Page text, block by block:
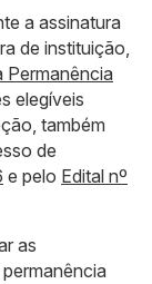
a assinatura
de instituição,
Permanência
elegíveis
também
de
e pelo Edital nº
as